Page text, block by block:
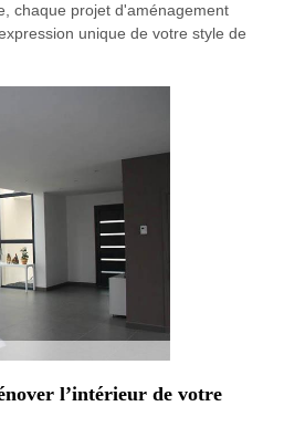
chaque projet d'aménagement
unique de votre style de
l’intérieur de votre